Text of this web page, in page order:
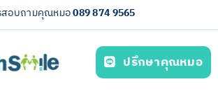
สอบถามคุณหมอ089 874 9565
ปรึกษาคุณหมอ